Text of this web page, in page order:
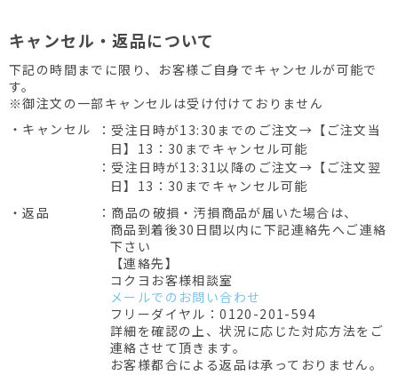
キャンセル・返品について
下記の時間までに限り、お客様ご自身でキャンセルが可能で
す。
※御注文の一部キャンセルは受け付けておりません
・キャンセル
：受注日時が13:30までのご注文→【ご注文当
日】13：30までキャンセル可能
：受注日時が13:31以降のご注文→【ご注文翌
日】13：30までキャンセル可能
・返品
：商品の破損・汚損商品が届いた場合は、
商品到着後30日間以内に下記連絡先へご連絡
下さい
【連絡先】
コクヨお客様相談室
メールでのお問い合わせ
フリーダイヤル：0120-201-594
詳細を確認の上、状況に応じた対応方法をご
連絡させて頂きます。
お客様都合による返品は承っておりません。